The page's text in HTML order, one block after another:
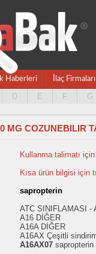
Haberleri İlaç Firmaları
D E F G
MG COZUNEBILIR
Kullanma talimatı
Kısa ürün bilgisi için
sapropterin
ATC SINIFLAMASI -
A16 DİĞER
A16A DİĞER
A16AX Çeşitli
A16AX07 sapropterin